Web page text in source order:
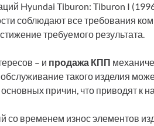
Hyundai Tiburon: Tiburon I
соблюдают все требования
требуемого результата.
– и продажа КПП
такого изделия
причин, что приводят к
со временем износ элементов